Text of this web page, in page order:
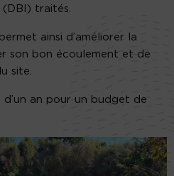
traités.
ainsi d’améliorer la
son bon écoulement et de
site.
an pour un budget de